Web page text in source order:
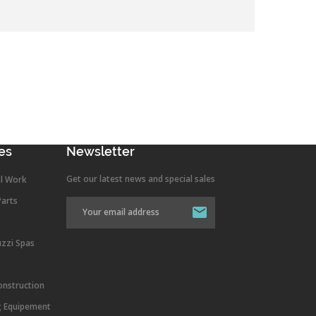
Work
Spas
Equipement
Newsletter
Get our latest news and special sales